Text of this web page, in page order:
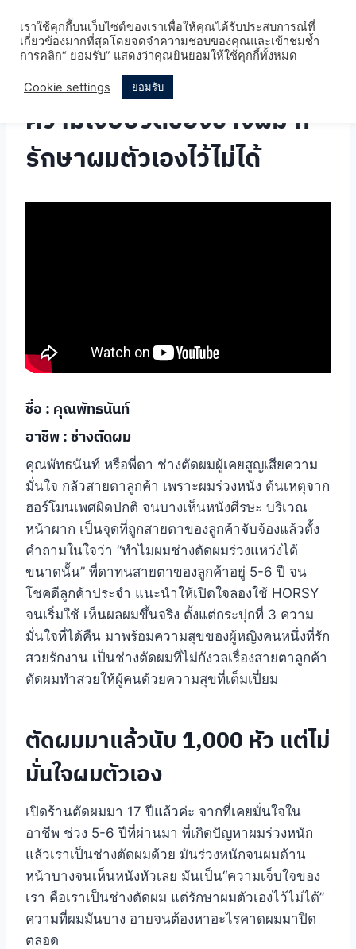
content
ความเจ็บปวดของช่างผม ที่
รักษาผมตัวเองไว้ไม่ได้
ชื่อ : คุณพัทธนันท์
อาชีพ : ช่างตัดผม
คุณพัทธนันท์ หรือพี่ดา ช่างตัดผมผู้เคยสูญเสียความ
มั่นใจ กลัวสายตาลูกค้า เพราะผมร่วงหนัง ต้นเหตุจาก
ฮอร์โมนเพศผิดปกติ จนบางเห็นหนังศีรษะ บริเวณ
หน้าผาก เป็นจุดที่ถูกสายตาของลูกค้าจับจ้องแล้วตั้ง
คำถามในใจว่า “ทำไมผมช่างตัดผมร่วงแหว่งได้
ขนาดนั้น” พี่ดาทนสายตาของลูกค้าอยู่ 5-6 ปี จน
โชคดีลูกค้าประจำ แนะนำให้เปิดใจลองใช้ HORSY
จนเริ่มใช้ เห็นผลผมขึ้นจริง ตั้งแต่กระปุกที่ 3 ความ
มั่นใจที่ได้คืน มาพร้อมความสุขของผู้หญิงคนหนึ่งที่รัก
สวยรักงาน เป็นช่างตัดผมที่ไม่กังวลเรื่องสายตาลูกค้า
ตัดผมทำสวยให้ผู้คนด้วยความสุขที่เต็มเปี่ยม
ตัดผมมาแล้วนับ 1,000 หัว แต่ไม่
มั่นใจผมตัวเอง
เปิดร้านตัดผมมา 17 ปีแล้วค่ะ จากที่เคยมั่นใจใน
อาชีพ ช่วง 5-6 ปีที่ผ่านมา พี่เกิดปัญหาผมร่วงหนัก
แล้วเราเป็นช่างตัดผมด้วย มันร่วงหนักจนผมด้าน
หน้าบางจนเห็นหนังหัวเลย มันเป็น“ความเจ็บใจของ
เรา คือเราเป็นช่างตัดผม แต่รักษาผมตัวเองไว้ไม่ได้”
ความที่ผมมันบาง อายจนต้องหาอะไรคาดผมมาปิด
ตลอด
เราใช้คุกกี้บนเว็บไซต์ของเราเพื่อให้คุณได้รับประสบการณ์ที่
เกี่ยวข้องมากที่สุดโดยจดจำความชอบของคุณและเข้าชมซ้ำ
การคลิก“ ยอมรับ” แสดงว่าคุณยินยอมให้ใช้คุกกี้ทั้งหมด
Cookie settings ยอมรับ